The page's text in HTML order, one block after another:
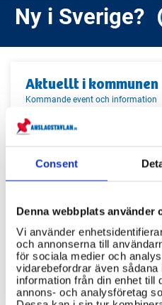
Consent
Denna webbplats använder
Vi använder
och annonserna till
för sociala medier och
vidarebefordrar även
information från din enhet till
annons- och analysföretag
Ny i Sverige?
Aktuellt i kommunen
Kommande event och information
Relaterade
Bibliotek
Idrottsanläggningar
Återvinningscentraler